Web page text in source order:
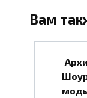
Вам